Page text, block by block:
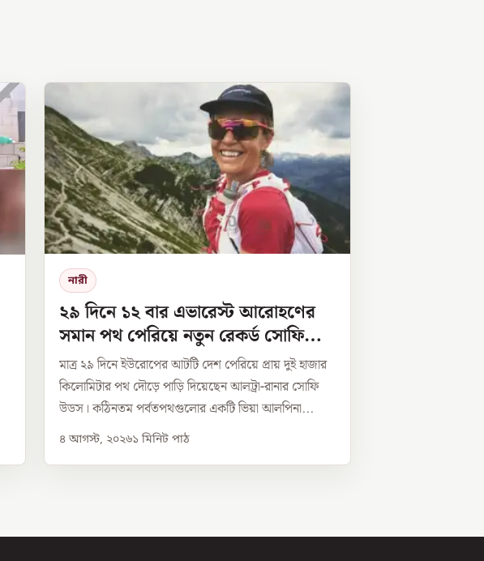
নারী
২৯ দিনে ১২ বার এভারেস্ট আরোহণের
সমান পথ পেরিয়ে নতুন রেকর্ড সোফি
উডসের
মাত্র ২৯ দিনে ইউরোপের আটটি দেশ পেরিয়ে প্রায় দুই হাজার
কিলোমিটার পথ দৌড়ে পাড়ি দিয়েছেন আলট্রা-রানার সোফি
উডস। কঠিনতম পর্বতপথগুলোর একটি ভিয়া আলপিনা...
৪ আগস্ট, ২০২৬১ মিনিট পাঠ